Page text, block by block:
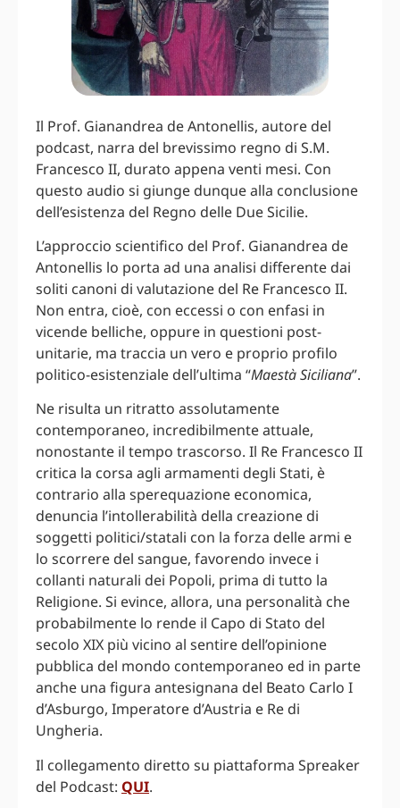
Il Prof. Gianandrea de Antonellis, autore del
podcast, narra del brevissimo regno di S.M.
Francesco II, durato appena venti mesi. Con
questo audio si giunge dunque alla conclusione
dell’esistenza del Regno delle Due Sicilie.
L’approccio scientifico del Prof. Gianandrea de
Antonellis lo porta ad una analisi differente dai
soliti canoni di valutazione del Re Francesco II.
Non entra, cioè, con eccessi o con enfasi in
vicende belliche, oppure in questioni post-
unitarie, ma traccia un vero e proprio profilo
politico-esistenziale dell’ultima “Maestà Siciliana”.
Ne risulta un ritratto assolutamente
contemporaneo, incredibilmente attuale,
nonostante il tempo trascorso. Il Re Francesco II
critica la corsa agli armamenti degli Stati, è
contrario alla sperequazione economica,
denuncia l’intollerabilità della creazione di
soggetti politici/statali con la forza delle armi e
lo scorrere del sangue, favorendo invece i
collanti naturali dei Popoli, prima di tutto la
Religione. Si evince, allora, una personalità che
probabilmente lo rende il Capo di Stato del
secolo XIX più vicino al sentire dell’opinione
pubblica del mondo contemporaneo ed in parte
anche una figura antesignana del Beato Carlo I
d’Asburgo, Imperatore d’Austria e Re di
Ungheria.
Il collegamento diretto su piattaforma Spreaker
del Podcast: QUI.